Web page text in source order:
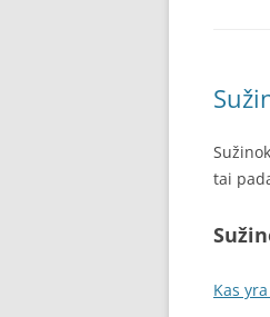
tai
Kas yra